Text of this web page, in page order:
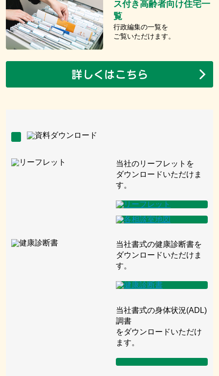
ス付き高齢者向け住宅一
覧
行政編集の一覧を
ご覧いただけます。
当社のリーフレットを
ダウンロードいただけま
す。
当社書式の健康診断書を
ダウンロードいただけま
す。
当社書式の身体状況(ADL)
調書
をダウンロードいただけ
ます。